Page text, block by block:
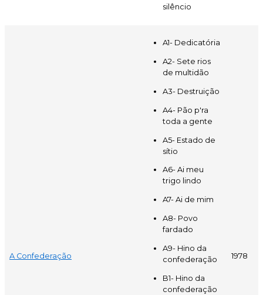
silêncio
A Confederação
A1- Dedicatória
A2- Sete rios
de multidão
A3- Destruição
A4- Pão p'ra
toda a gente
A5- Estado de
sítio
A6- Ai meu
trigo lindo
A7- Ai de mim
A8- Povo
fardado
A9- Hino da
confederação
B1- Hino da
confederação
1978